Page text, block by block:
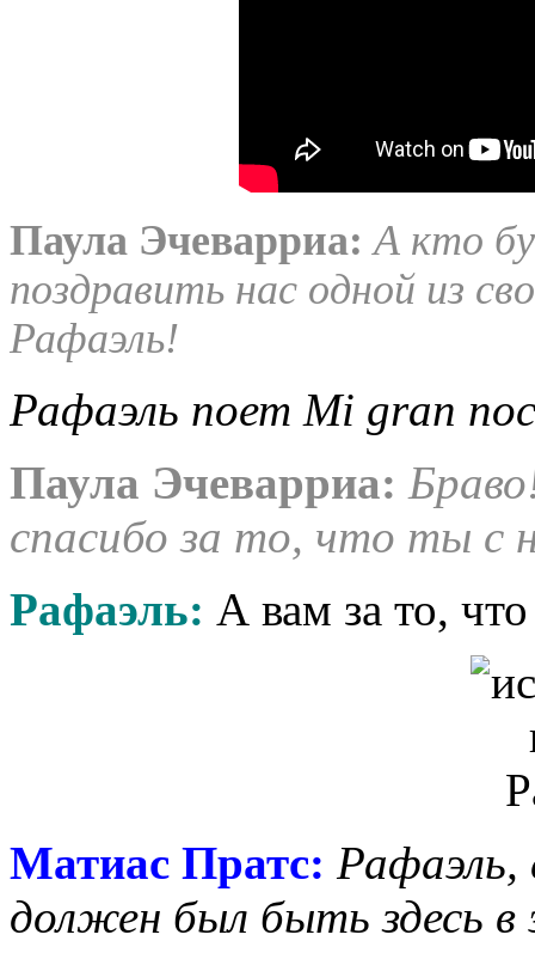
Паула Эчеварриа: А кто
поздравить нас одной из
Рафаэль!
Рафаэль поет Mi gran
Паула Эчеварриа:
спасибо за то, что ты с
Рафаэль: А вам за то,
Матиас Пратс:
должен был быть здесь